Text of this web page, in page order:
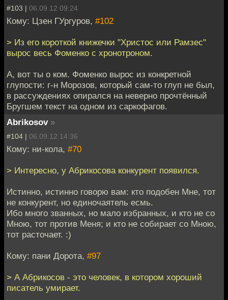
#103 | 06.09.12 09:24
Кому: Цзен ГУргуров, #102
> Из его короткой книжечки "Христос или Рамзес"
вырос весь Фоменко с хронотроном.
А, вот ты о ком. Фоменко вырос из конкретной
глупости: г-н Морозов, который сам-то глуп не был,
в рассуждениях опирался на неверно прочтённый
Бругшем текст на одном из саркофагов.
Abrikosov »
#104 | 06.09.12 14:36
Кому: ни-кола, #70
> Интересно, у Абрикосова конкурент появился.
Истинно, истинно говорю вам: кто подобен Мне, тот
не конкурент, но единочаятель есмь.
Ибо много званных, но мало избранных, и кто не со
Мною, тот против Меня; и кто не собирает со Мною,
тот расточает. :)
Кому: пани Дорота, #97
> А Абрикосов - это человек, в котором хороший
писатель умирает.